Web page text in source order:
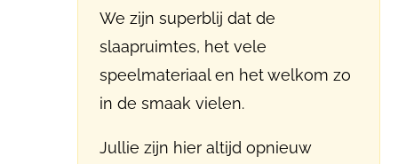
We zijn superblij dat de
slaapruimtes, het vele
speelmateriaal en het welkom zo
in de smaak vielen.
Jullie zijn hier altijd opnieuw